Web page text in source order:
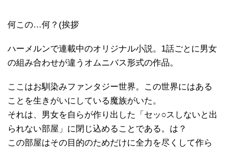
何この…何？(挨拶
ハーメルンで連載中のオリジナル小説。1話ごとに男女
の組み合わせが違うオムニバス形式の作品。
ここはお馴染みファンタジー世界。この世界にはある
ことを生きがいにしている魔族がいた。
それは、男女を自らが作り出した「セッ○スしないと出
られない部屋」に閉じ込めることである。は？
この部屋はその目的のためだけに全力を尽くして作ら